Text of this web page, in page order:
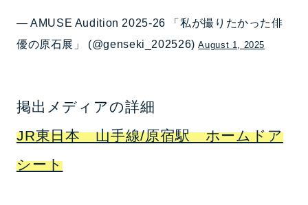
— AMUSE Audition 2025-26 「私が撮りたかった俳
優の原石展」 (@genseki_202526)August 1, 2025
掲出メディアの詳細
JR東日本 山手線/原宿駅 ホームドア
シート